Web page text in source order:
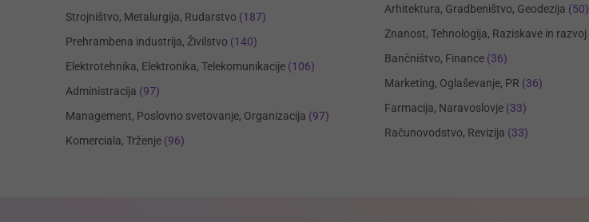
Strojništvo, Metalurgija, Rudarstvo (187)
Prehrambena industrija, Živilstvo (140)
Elektrotehnika, Elektronika, Telekomunikacije (106)
Administracija (97)
Management, Poslovno svetovanje, Organizacija (97)
Komerciala, Trženje (96)
Arhitektura, Gradbeništvo, Geodezija (50)
Znanost, Tehnologija, Raziskave in razvoj
Bančništvo, Finance (36)
Marketing, Oglaševanje, PR (36)
Farmacija, Naravoslovje (33)
Računovodstvo, Revizija (33)